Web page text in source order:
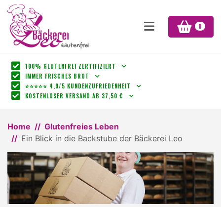
0
100% GLUTENFREI ZERTIFIZIERT
IMMER FRISCHES BROT
⭐⭐⭐⭐⭐ 4,9/5 KUNDENZUFRIEDENHEIT
KOSTENLOSER VERSAND AB 37,50 €
Home
Glutenfreies Leben
Ein Blick in die Backstube der Bäckerei Leo